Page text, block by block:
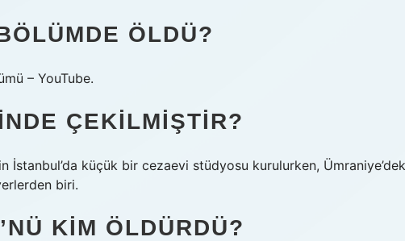
ÖLDÜ?
– YouTube.
ÇEKILMIŞTIR?
İstanbul’da küçük bir cezaevi stüdyosu kurulurken,
biri.
KIM ÖLDÜRDÜ?